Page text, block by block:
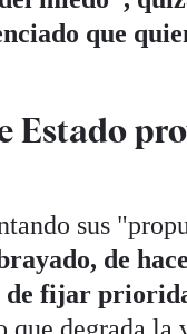
que
Estado
sus
de
de fijar
que degrada la